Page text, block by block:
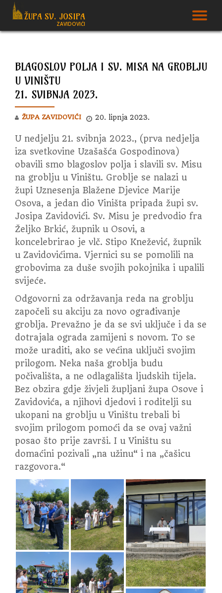
to
ŽUPA SV. JOSIPA
ZAVIDOVIĆI
BLAGOSLOV POLJA I SV. MISA NA GROBLJU
U VINIŠTU
21. SVIBNJA 2023.
ŽUPA ZAVIDOVIĆI 20. lipnja 2023.
U nedjelju 21. svibnja 2023., (prva nedjelja
iza svetkovine Uzašašća Gospodinova)
obavili smo blagoslov polja i slavili sv. Misu
na groblju u Viništu. Groblje se nalazi u
župi Uznesenja Blažene Djevice Marije
Osova, a jedan dio Viništa pripada župi sv.
Josipa Zavidovići. Sv. Misu je predvodio fra
Željko Brkić, župnik u Osovi, a
koncelebrirao je vlč. Stipo Knežević, župnik
u Zavidovićima. Vjernici su se pomolili na
grobovima za duše svojih pokojnika i upalili
svijeće.
Odgovorni za održavanja reda na groblju
započeli su akciju za novo ograđivanje
groblja. Prevažno je da se svi uključe i da se
dotrajala ograda zamijeni s novom. To se
može uraditi, ako se većina uključi svojim
prilogom. Neka naša groblja budu
počivališta, a ne odlagališta ljudskih tijela.
Bez obzira gdje živjeli župljani župa Osove i
Zavidovića, a njihovi djedovi i roditelji su
ukopani na groblju u Viništu trebali bi
svojim prilogom pomoći da se ovaj važni
posao što prije završi. I u Viništu su
domaćini pozivali „na užinu“ i na „čašicu
razgovora.“